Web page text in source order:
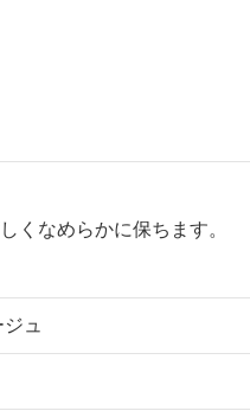
くなめらかに保ちます。
ュ